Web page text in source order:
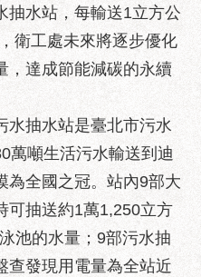
抽水站，每輸送1立方公
衛工處未來將逐步優化
，達成節能減碳的永續
水抽水站是臺北市污水
萬噸生活污水輸送到迪
為全國之冠。站內9部大
可抽送約1萬1,250立方
池的水量；9部污水抽
查發現用電量為全站近